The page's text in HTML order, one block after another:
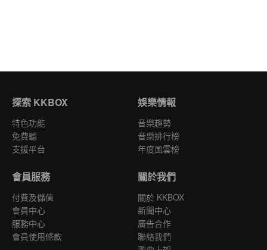
探索 KKBOX
特色功能
免費聽
支援平台
娛樂情報
音樂趨勢
音樂排行榜
年度風雲榜
會員服務
付費及儲值
會員中心
服務中心
會員使用條款
關於我們
關於 KKBOX
新聞中心
廣告合作
聯絡我們